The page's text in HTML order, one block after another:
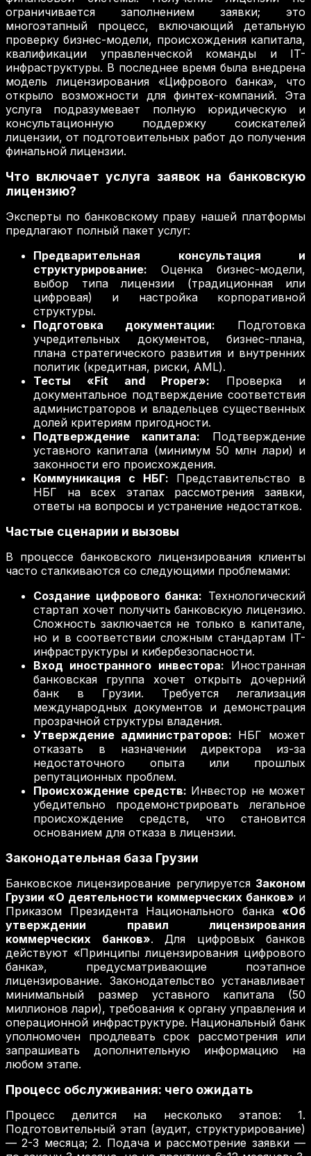
ограничивается заполнением заявки; это
многоэтапный процесс, включающий детальную
проверку бизнес-модели, происхождения капитала,
квалификации управленческой команды и IT-
инфраструктуры. В последнее время была внедрена
модель лицензирования «Цифрового банка», что
открыло возможности для финтех-компаний. Эта
услуга подразумевает полную юридическую и
консультационную поддержку соискателей
лицензии, от подготовительных работ до получения
финальной лицензии.
Что включает услуга заявок на банковскую
лицензию?
Эксперты по банковскому праву нашей платформы
предлагают полный пакет услуг:
Предварительная консультация и
структурирование: Оценка бизнес-модели,
выбор типа лицензии (традиционная или
цифровая) и настройка корпоративной
структуры.
Подготовка документации: Подготовка
учредительных документов, бизнес-плана,
плана стратегического развития и внутренних
политик (кредитная, риски, AML).
Тесты «Fit and Proper»: Проверка и
документальное подтверждение соответствия
администраторов и владельцев существенных
долей критериям пригодности.
Подтверждение капитала: Подтверждение
уставного капитала (минимум 50 млн лари) и
законности его происхождения.
Коммуникация с НБГ: Представительство в
НБГ на всех этапах рассмотрения заявки,
ответы на вопросы и устранение недостатков.
Частые сценарии и вызовы
В процессе банковского лицензирования клиенты
часто сталкиваются со следующими проблемами:
Создание цифрового банка: Технологический
стартап хочет получить банковскую лицензию.
Сложность заключается не только в капитале,
но и в соответствии сложным стандартам IT-
инфраструктуры и кибербезопасности.
Вход иностранного инвестора: Иностранная
банковская группа хочет открыть дочерний
банк в Грузии. Требуется легализация
международных документов и демонстрация
прозрачной структуры владения.
Утверждение администраторов: НБГ может
отказать в назначении директора из-за
недостаточного опыта или прошлых
репутационных проблем.
Происхождение средств: Инвестор не может
убедительно продемонстрировать легальное
происхождение средств, что становится
основанием для отказа в лицензии.
Законодательная база Грузии
Банковское лицензирование регулируется Законом
Грузии «О деятельности коммерческих банков» и
Приказом Президента Национального банка «Об
утверждении правил лицензирования
коммерческих банков». Для цифровых банков
действуют «Принципы лицензирования цифрового
банка», предусматривающие поэтапное
лицензирование. Законодательство устанавливает
минимальный размер уставного капитала (50
миллионов лари), требования к органу управления и
операционной инфраструктуре. Национальный банк
уполномочен продлевать срок рассмотрения или
запрашивать дополнительную информацию на
любом этапе.
Процесс обслуживания: чего ожидать
Процесс делится на несколько этапов: 1.
Подготовительный этап (аудит, структурирование)
— 2-3 месяца; 2. Подача и рассмотрение заявки —